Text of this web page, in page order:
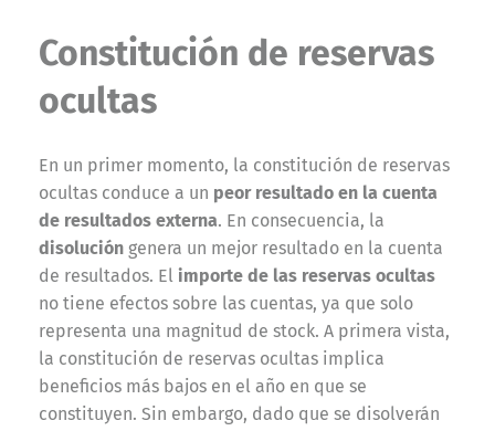
Constitución de reservas
ocultas
En un primer momento, la constitución de reservas
ocultas conduce a un peor resultado en la cuenta
de resultados externa. En consecuencia, la
disolución genera un mejor resultado en la cuenta
de resultados. El importe de las reservas ocultas
no tiene efectos sobre las cuentas, ya que solo
representa una magnitud de stock. A primera vista,
la constitución de reservas ocultas implica
beneficios más bajos en el año en que se
constituyen. Sin embargo, dado que se disolverán